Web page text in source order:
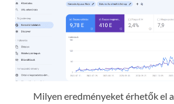
Milyen eredményeket érhetők el